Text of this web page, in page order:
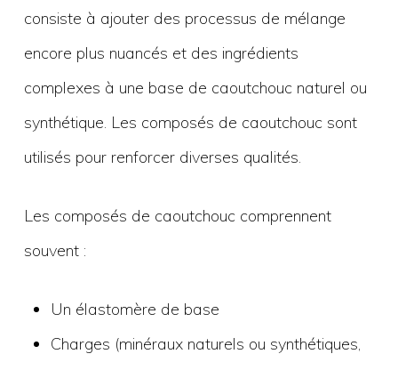
consiste à ajouter des processus de mélange
encore plus nuancés et des ingrédients
complexes à une base de caoutchouc naturel ou
synthétique. Les composés de caoutchouc sont
utilisés pour renforcer diverses qualités.
Les composés de caoutchouc comprennent
souvent :
Un élastomère de base
Charges (minéraux naturels ou synthétiques,